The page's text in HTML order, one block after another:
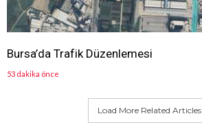
Bursa’da Trafik Düzenlemesi
53 dakika önce
Load More Related Articles